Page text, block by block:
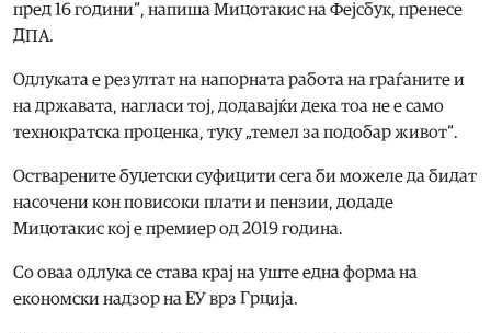
пред 16 години“, напиша Мицотакис на Фејсбук, пренесе
ДПА.
Одлуката е резултат на напорната работа на граѓаните и
на државата, нагласи тој, додавајќи дека тоа не е само
технократска проценка, туку „темел за подобар живот“.
Остварените буџетски суфицити сега би можеле да бидат
насочени кон повисоки плати и пензии, додаде
Мицотакис кој е премиер од 2019 година.
Со оваа одлука се става крај на уште една форма на
економски надзор на ЕУ врз Грција.